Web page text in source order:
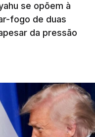
se opõem à
fogo de duas
da pressão